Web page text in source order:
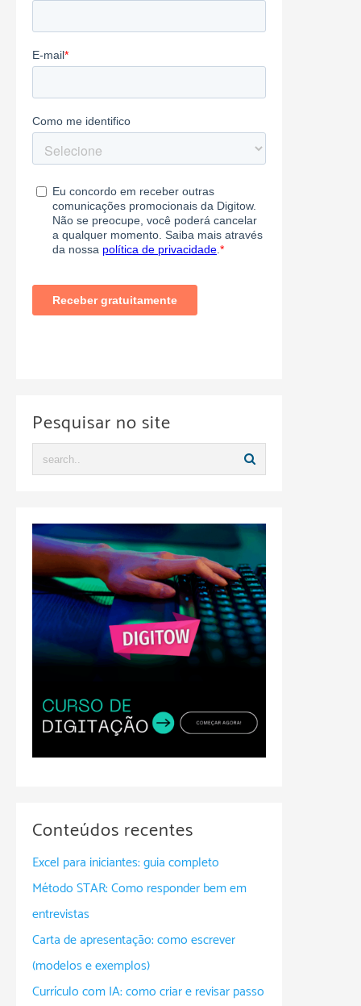
Pesquisar no site
Conteúdos recentes
Excel para iniciantes: guia completo
Método STAR: Como responder bem em
entrevistas
Carta de apresentação: como escrever
(modelos e exemplos)
Currículo com IA: como criar e revisar passo